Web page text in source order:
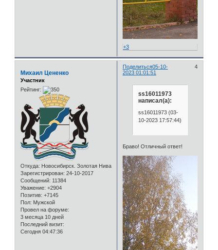
+3
Поделиться 4
05-10-
2023 01:01:51
Михаил Цененко
Участник
Рейтинг:
Откуда: Новосибирск. Золотая Нива
Зарегистрирован: 24-10-2017
Сообщений: 11384
Уважение: +2904
Позитив: +7145
Пол: Мужской
Провел на форуме:
3 месяца 10 дней
Последний визит:
Сегодня 04:47:36
ss16011973
написал(а):
ss16011973 (03-
10-2023 17:57:44)
Браво! Отличный ответ!